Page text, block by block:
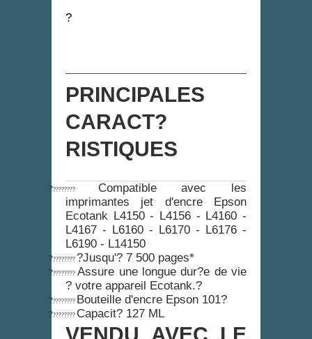
?
PRINCIPALES
CARACT?
RISTIQUES
?????????
Compatible avec les
imprimantes jet d'encre Epson
Ecotank L4150 - L4156 - L4160 -
L4167 - L6160 - L6170 - L6176 -
L6190 - L14150
????????? ?Jusqu'? 7 500 pages*
?????????Assure une longue dur?e de vie
? votre appareil Ecotank.?
????????? Bouteille d'encre Epson 101?
????????? Capacit? 127 ML